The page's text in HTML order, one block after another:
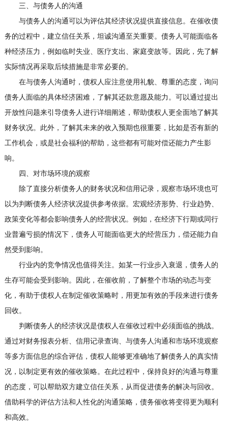
三、与债务人的沟通
与债务人的沟通可以为评估其经济状况提供直接信息。在催收债
务的过程中，建立信任关系，坦诚沟通至关重要。债务人可能面临各
种经济压力，例如临时失业、医疗支出、家庭变故等。因此，先了解
实际情况再采取后续措施是非常必要的。
在与债务人沟通时，债权人应注意使用礼貌、尊重的态度，询问
债务人面临的具体经济困难，了解其还款意愿及能力。可以通过提出
开放性问题来引导债务人进行详细阐述，帮助债权人更全面地了解其
财务状况。此外，了解其未来的收入预期也很重要，比如是否有新的
工作机会，或是社会福利的帮助，这些都有可能对偿还能力产生影
响。
四、对市场环境的观察
除了直接分析债务人的财务状况和信用记录，观察市场环境也可
以为判断债务人经济状况提供参考依据。宏观经济形势、行业趋势、
政策变化等都会影响债务人的经营状况。例如，在经济下行期或同行
业普遍亏损的情况下，债务人可能面临更大的经营压力，偿还能力自
然受到影响。
行业内的竞争情况也值得关注。如某一行业步入衰退，债务人的
生存可能会受到影响。因此，在催收前，了解整个市场的动态与变
化，有助于债权人在制定催收策略时，用更加有效的手段来进行债务
回收。
判断债务人的经济状况是债权人在催收过程中必须面临的挑战。
通过对财务报表分析、信用记录查询、与债务人沟通和市场环境观察
等多方面信息的综合评估，债权人能够更准确地了解债务人的真实情
况，以制定更有效的催收策略。在此过程中，保持良好的沟通与尊重
的态度，可以帮助双方建立信任关系，从而促进债务的解决与回收。
借助科学的评估方法和人性化的沟通策略，债务催收将变得更为顺利
和高效。